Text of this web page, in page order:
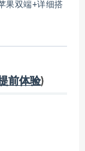
果双端+详细搭
前体验)